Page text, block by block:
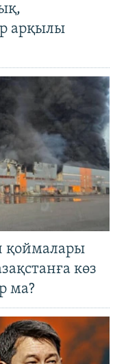
арқылы
қоймалары
көз
ма?